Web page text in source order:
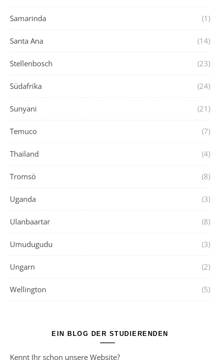
Samarinda (1)
Santa Ana (14)
Stellenbosch (23)
Südafrika (24)
Sunyani (21)
Temuco (7)
Thailand (4)
Tromsö (8)
Uganda (3)
Ulanbaartar (8)
Umudugudu (3)
Ungarn (2)
Wellington (5)
EIN BLOG DER STUDIERENDEN
Kennt Ihr schon unsere Website?